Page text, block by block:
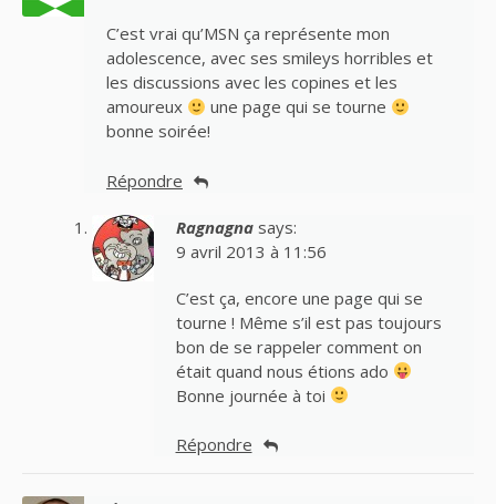
C’est vrai qu’MSN ça représente mon
adolescence, avec ses smileys horribles et
les discussions avec les copines et les
amoureux
une page qui se tourne
bonne soirée!
Répondre
Ragnagna says:
9 avril 2013 à 11:56
C’est ça, encore une page qui se
tourne ! Même s’il est pas toujours
bon de se rappeler comment on
était quand nous étions ado
Bonne journée à toi
Répondre